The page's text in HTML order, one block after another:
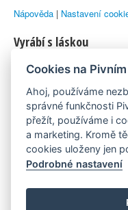
Nápověda | Nastavení
Vyrábí s láskou
© 2010–2026 byLukáš
Máme rádi
Pivní.info
Poznámka pod čarou
Pivní deníček je nezávislý
Cookies na
Ahoj, používáme
správné funkčnosti
přežít, používáme i
a marketing. Kromě
cookies uloženy jen
Podrobné nastavení